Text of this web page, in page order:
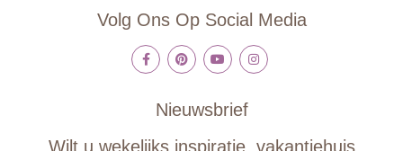
Volg Ons Op Social Media
Nieuwsbrief
Wilt u wekelijks inspiratie, vakantiehuis